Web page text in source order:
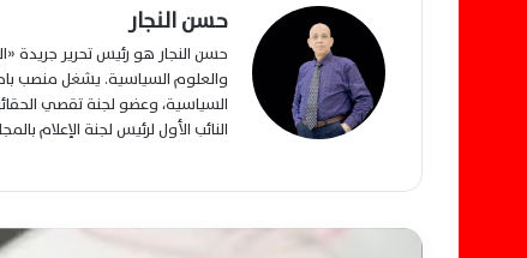
حسن النجار
حسن النجار هو رئيس تحرير
والعلوم السياسية. يشغل منصب
السياسية، وعضو لجنة تقصي
النائب الأول لرئيس لجنة الإعلام